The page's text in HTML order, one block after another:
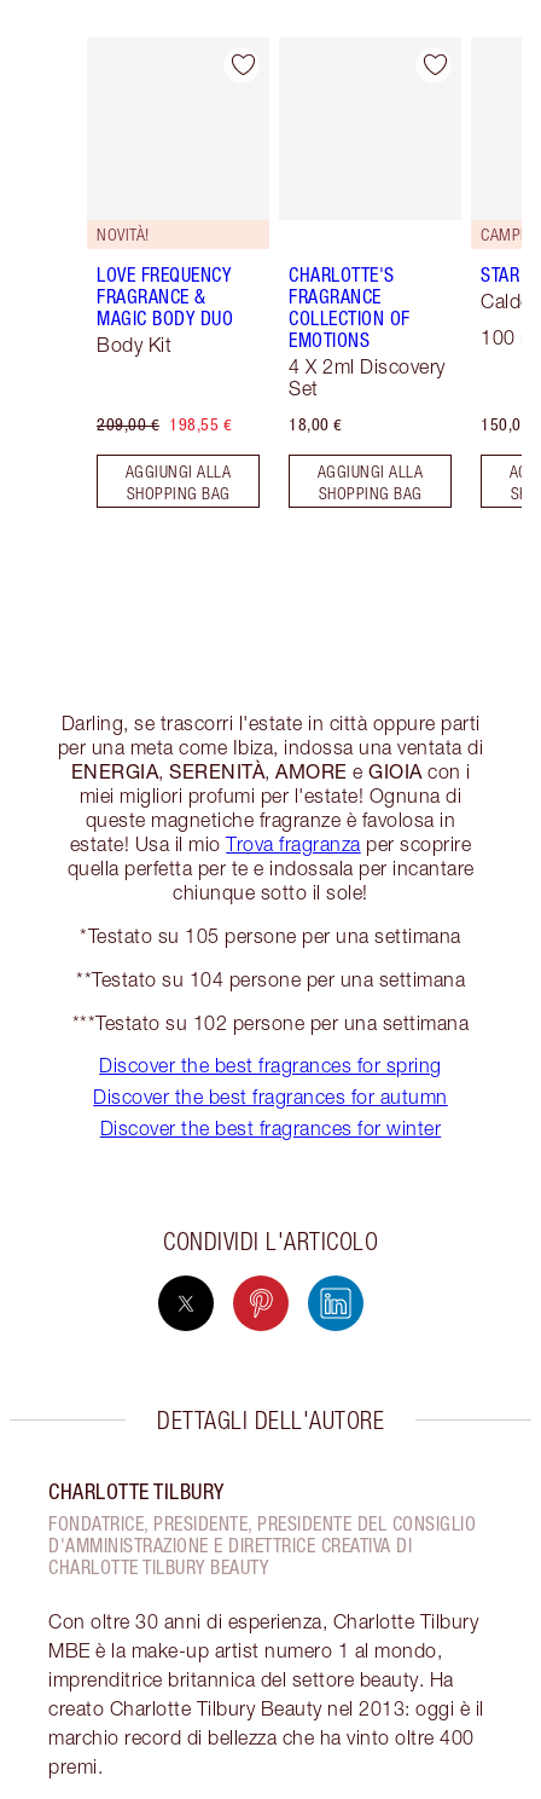
Articolo 1 di 30
NOVITÀ!
LOVE FREQUENCY
FRAGRANCE &
MAGIC BODY DUO
Body Kit
209,00 € 198,55 €
AGGIUNGI ALLA
SHOPPING BAG
Articolo 2 di 30
CHARLOTTE'S
FRAGRANCE
COLLECTION OF
EMOTIONS
4 X 2ml Discovery
Set
18,00 €
AGGIUNGI ALLA
SHOPPING BAG
STAR
Caldo
100
150,00
Darling, se trascorri l'estate in città oppure parti
per una meta come Ibiza, indossa una ventata di
ENERGIA, SERENITÀ, AMORE e GIOIA con i
miei migliori profumi per l'estate! Ognuna di
queste magnetiche fragranze è favolosa in
estate! Usa il mioTrova fragranza per scoprire
quella perfetta per te e indossala per incantare
chiunque sotto il sole!
*Testato su 105 persone per una settimana
**Testato su 104 persone per una settimana
***Testato su 102 persone per una settimana
Discover the best fragrances for spring
Discover the best fragrances for autumn
Discover the best fragrances for winter
CONDIVIDI L'ARTICOLO
DETTAGLI DELL'AUTORE
CHARLOTTE TILBURY
FONDATRICE, PRESIDENTE, PRESIDENTE DEL CONSIGLIO
D'AMMINISTRAZIONE E DIRETTRICE CREATIVA DI
CHARLOTTE TILBURY BEAUTY
Con oltre 30 anni di esperienza, Charlotte Tilbury
MBE è la make-up artist numero 1 al mondo,
imprenditrice britannica del settore beauty. Ha
creato Charlotte Tilbury Beauty nel 2013: oggi è il
marchio record di bellezza che ha vinto oltre 400
premi.